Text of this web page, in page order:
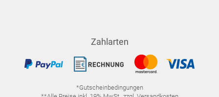
Zahlarten
*Gutscheinbedingungen